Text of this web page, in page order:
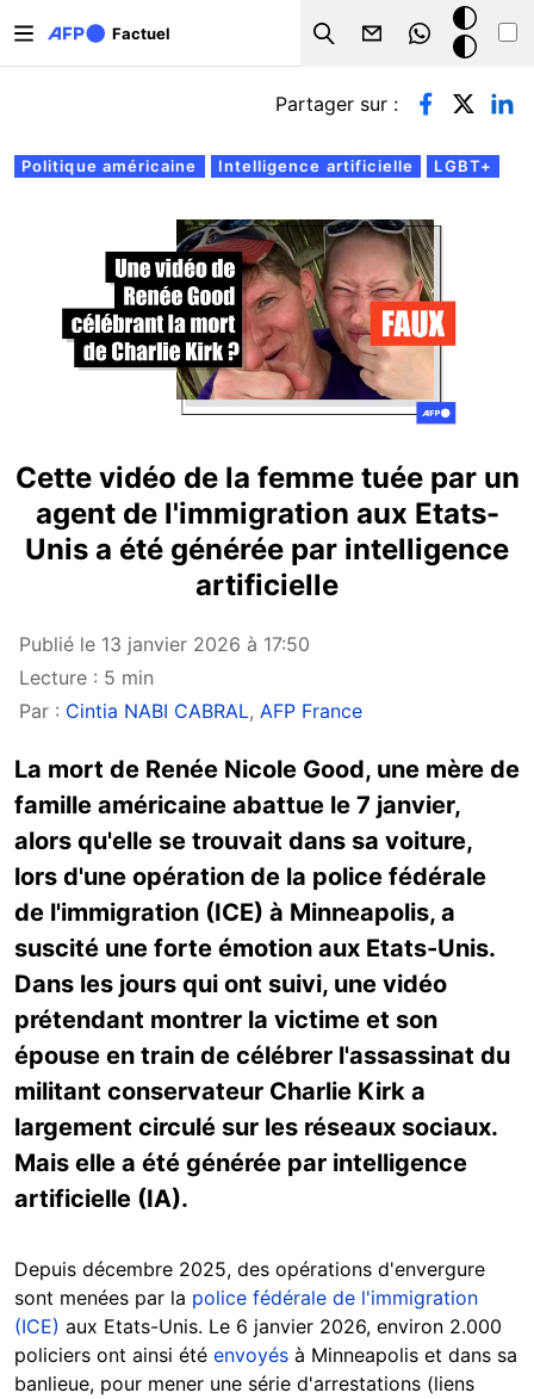
Factuel
Search
Mode
sombre
Onglets principaux
Politique américaine Intelligence artificielle LGBT+
Partager sur :
Cette vidéo de la femme tuée par un
agent de l'immigration aux Etats-
Unis a été générée par intelligence
artificielle
Publié le 13 janvier 2026 à 17:50
Lecture : 5 min
Par : Cintia NABI CABRAL, AFP France
La mort de Renée Nicole Good, une mère de
famille américaine abattue le 7 janvier,
alors qu'elle se trouvait dans sa voiture,
lors d'une opération de la police fédérale
de l'immigration (ICE) à Minneapolis, a
suscité une forte émotion aux Etats-Unis.
Dans les jours qui ont suivi, une vidéo
prétendant montrer la victime et son
épouse en train de célébrer l'assassinat du
militant conservateur Charlie Kirk a
largement circulé sur les réseaux sociaux.
Mais elle a été générée par intelligence
artificielle (IA).
Depuis décembre 2025, des opérations d'envergure
sont menées par la police fédérale de l'immigration
(ICE) aux Etats-Unis. Le 6 janvier 2026, environ 2.000
policiers ont ainsi été envoyés à Minneapolis et dans sa
banlieue, pour mener une série d'arrestations (liens